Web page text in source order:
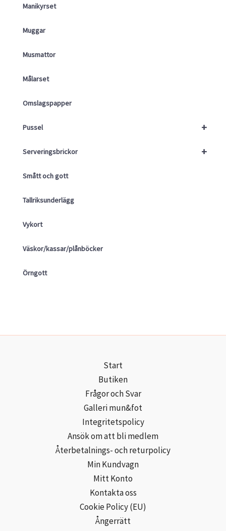
Manikyrset
Muggar
Musmattor
Målarset
Omslagspapper
+
Pussel
+
Serveringsbrickor
Smått och gott
Tallriksunderlägg
Vykort
Väskor/kassar/plånböcker
Örngott
Start
Butiken
Frågor och Svar
Galleri mun&fot
Integritetspolicy
Ansök om att bli medlem
Återbetalnings- och returpolicy
Min Kundvagn
Mitt Konto
Kontakta oss
Cookie Policy (EU)
Ångerrätt